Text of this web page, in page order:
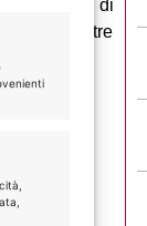
necessità di
le vostre